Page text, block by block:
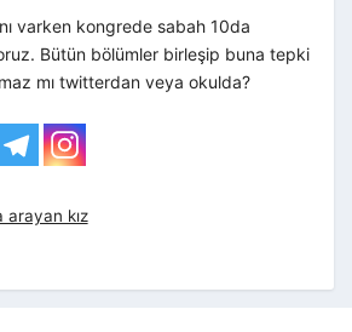
varken kongrede sabah 10da
Bütün bölümler birleşip buna tepki
mı twitterdan veya okulda?
kız